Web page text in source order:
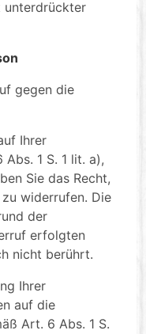
unterdrückter
gegen die
Ihrer
1 S. 1 lit. a),
Sie das Recht,
widerrufen. Die
der
erfolgten
nicht berührt.
Ihrer
auf die
Art. 6 Abs. 1 S.